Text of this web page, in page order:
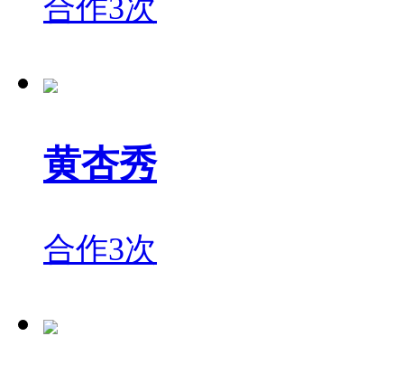
合作3次
黄杏秀
合作3次